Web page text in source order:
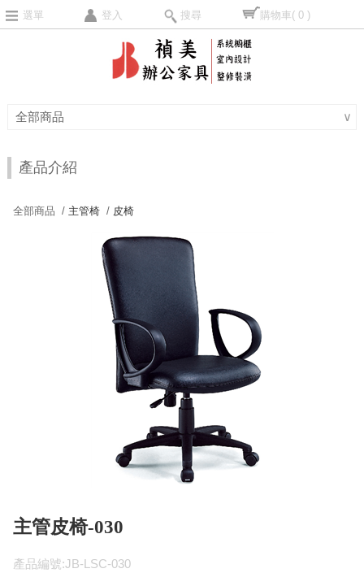
選單 登入 搜尋 購物車( 0 )
全部商品 ∨
產品介紹
全部商品 / 主管椅 / 皮椅
主管皮椅-030
產品編號:JB-LSC-030